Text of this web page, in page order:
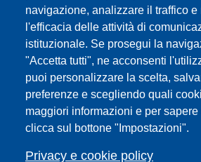
navigazione, analizzare il traffico e
l'efficacia delle attività di
istituzionale. Se prosegui la
"Accetta tutti", ne acconsenti
puoi personalizzare la scelta,
preferenze e scegliendo quali
maggiori informazioni e per
clicca sul bottone "Impostazioni".
Privacy e cookie policy
Sedi
Mappa del sito
Webmaster e redazione web
Elenco dei siti tematici
Accessibilità
Feed RSS
Note legali del sito
Privacy policy